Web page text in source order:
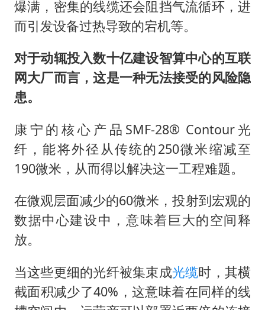
爆满，密集的线缆还会阻挡气流循环，进
而引发设备过热导致的宕机等。
对于动辄投入数十亿建设智算中心的互联
网大厂而言，这是一种无法接受的风险隐
患。
康宁的核心产品SMF-28® Contour光
纤，能将外径从传统的250微米缩减至
190微米，从而得以解决这一工程难题。
在微观层面减少的60微米，投射到宏观的
数据中心建设中，意味着巨大的空间释
放。
当这些更细的光纤被集束成光缆时，其横
截面积减少了40%，这意味着在同样的线